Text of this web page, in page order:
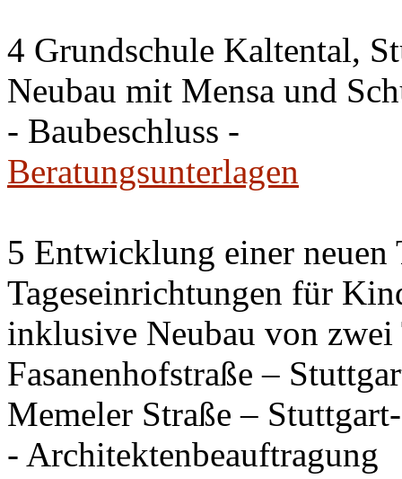
4 Grundschule Kaltental,
Neubau mit Mensa und
- Baubeschluss -
Beratungsunterlagen
5 Entwicklung einer neuen
Tageseinrichtungen für
inklusive Neubau von
Fasanenhofstraße –
Memeler Straße –
- Architektenbeauftragung